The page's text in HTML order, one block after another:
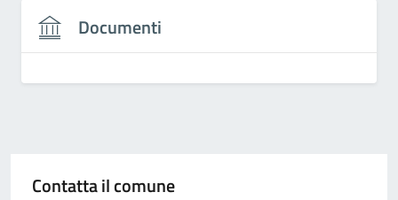
Documenti
Contatta il comune